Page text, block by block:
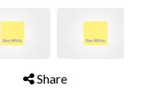
Share